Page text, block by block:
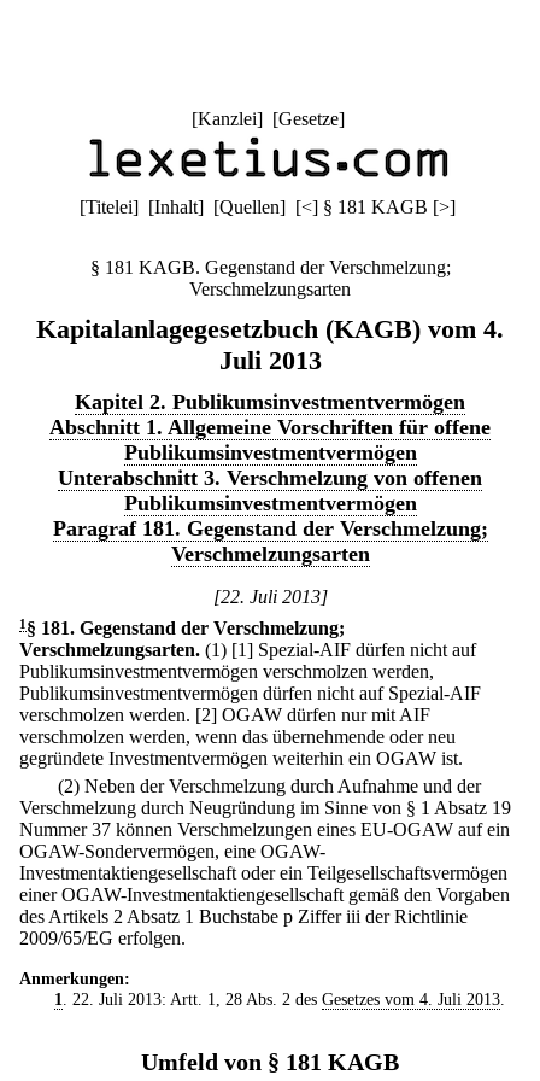
[Kanzlei] [Gesetze]
[Titelei] [Inhalt] [Quellen] [<] § 181 KAGB [>]
§ 181 KAGB. Gegenstand der Verschmelzung;
Verschmelzungsarten
Kapitalanlagegesetzbuch (KAGB) vom 4.
Juli 2013
Kapitel 2. Publikumsinvestmentvermögen
Abschnitt 1. Allgemeine Vorschriften für offene
Publikumsinvestmentvermögen
Unterabschnitt 3. Verschmelzung von offenen
Publikumsinvestmentvermögen
Paragraf 181. Gegenstand der Verschmelzung;
Verschmelzungsarten
[22. Juli 2013]
1 § 181. Gegenstand der Verschmelzung;
Verschmelzungsarten. (1) [1] Spezial-AIF dürfen nicht auf
Publikumsinvestmentvermögen verschmolzen werden,
Publikumsinvestmentvermögen dürfen nicht auf Spezial-AIF
verschmolzen werden. [2] OGAW dürfen nur mit AIF
verschmolzen werden, wenn das übernehmende oder neu
gegründete Investmentvermögen weiterhin ein OGAW ist.
(2) Neben der Verschmelzung durch Aufnahme und der
Verschmelzung durch Neugründung im Sinne von § 1 Absatz 19
Nummer 37 können Verschmelzungen eines EU-OGAW auf ein
OGAW-Sondervermögen, eine OGAW-
Investmentaktiengesellschaft oder ein Teilgesellschaftsvermögen
einer OGAW-Investmentaktiengesellschaft gemäß den Vorgaben
des Artikels 2 Absatz 1 Buchstabe p Ziffer iii der Richtlinie
2009/65/EG erfolgen.
Anmerkungen:
1. 22. Juli 2013: Artt. 1, 28 Abs. 2 des Gesetzes vom 4. Juli 2013.
Umfeld von § 181 KAGB